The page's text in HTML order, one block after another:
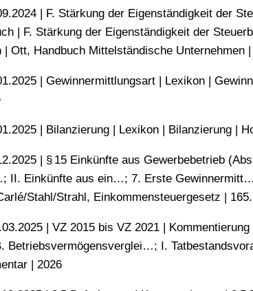
| F. Stärkung der Eigenständigkeit der
| F. Stärkung der Eigenständigkeit der
| Ott, Handbuch Mittelständische Unternehmen
| Gewinnermittlungsart | Lexikon |
| Bilanzierung | Lexikon | Bilanzierung |
| § 15 Einkünfte aus Gewerbebetrieb
II. Einkünfte aus ein…; 7. Erste
​Stahl/​Strahl, Einkommensteuergesetz |
| VZ 2015 bis VZ 2021 |
Betriebsvermögensverglei…; I.
| 2026